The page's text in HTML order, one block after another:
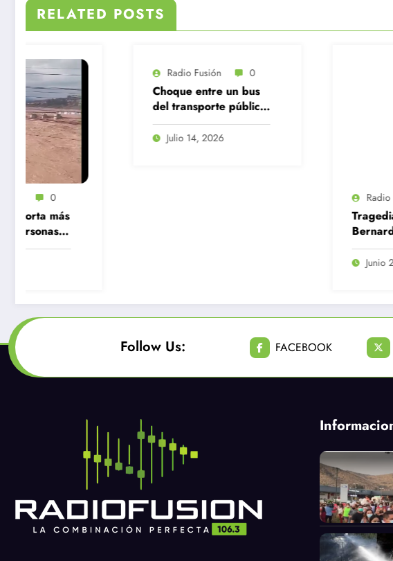
RELATED POSTS
Radio Fusión
Choque entre un bus
del transporte público
y una camioneta en
Santiago Centro
Julio 14, 2026
Follow Us: FACEBOOK